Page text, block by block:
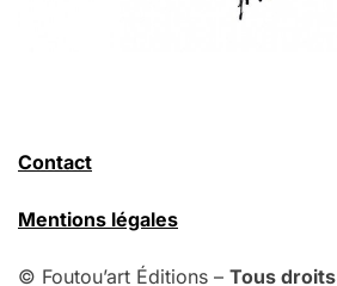
Contact
Mentions légales
© Foutou’art Éditions – Tous